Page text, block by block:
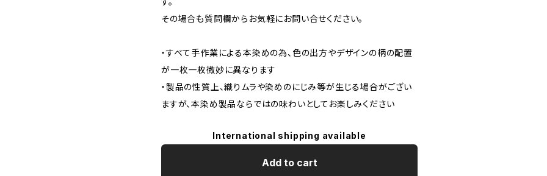
その場合も質問欄からお気軽にお問い合せください。
・すべて手作業による本染めの為、色の出方やデザインの柄の配置
が一枚一枚微妙に異なります
・製品の性質上、織りムラや染めのにじみ等が生じる場合がござい
ますが、本染め製品ならではの味わいとしてお楽しみください
International shipping available
Add to cart